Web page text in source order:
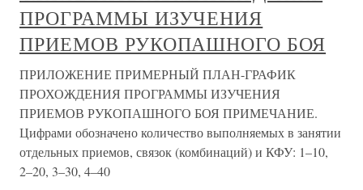
ПРОГРАММЫ ИЗУЧЕНИЯ
ПРИЕМОВ РУКОПАШНОГО БОЯ
ПРИЛОЖЕНИЕ ПРИМЕРНЫЙ ПЛАН-ГРАФИК
ПРОХОЖДЕНИЯ ПРОГРАММЫ ИЗУЧЕНИЯ
ПРИЕМОВ РУКОПАШНОГО БОЯ ПРИМЕЧАНИЕ.
Цифрами обозначено количество выполняемых в занятии
отдельных приемов, связок (комбинаций) и КФУ: 1–10,
2–20, 3–30, 4–40